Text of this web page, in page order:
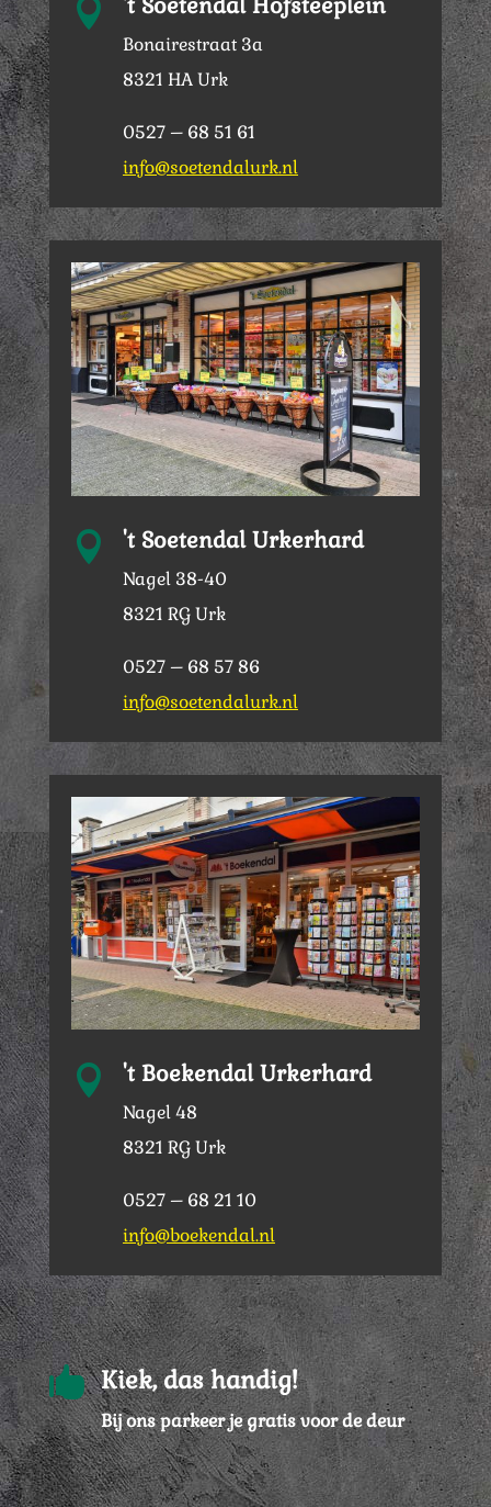
 't Soetendal Hofsteeplein
Bonairestraat 3a
8321 HA Urk
0527 – 68 51 61
info@soetendalurk.nl
 't Soetendal Urkerhard
Nagel 38-40
8321 RG Urk
0527 – 68 57 86
info@soetendalurk.nl
 't Boekendal Urkerhard
Nagel 48
8321 RG Urk
0527 – 68 21 10
info@boekendal.nl
 Kiek, das handig!
Bij ons parkeer je gratis voor de deur